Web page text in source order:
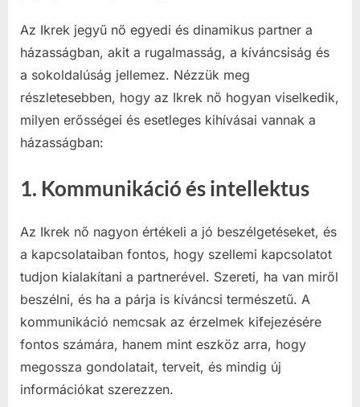
Az Ikrek jegyű nő egyedi és dinamikus partner a
házasságban, akit a rugalmasság, a kíváncsiság és
a sokoldalúság jellemez. Nézzük meg
részletesebben, hogy az Ikrek nő hogyan viselkedik,
milyen erősségei és esetleges kihívásai vannak a
házasságban:
1. Kommunikáció és intellektus
Az Ikrek nő nagyon értékeli a jó beszélgetéseket, és
a kapcsolataiban fontos, hogy szellemi kapcsolatot
tudjon kialakítani a partnerével. Szereti, ha van miről
beszélni, és ha a párja is kíváncsi természetű. A
kommunikáció nemcsak az érzelmek kifejezésére
fontos számára, hanem mint eszköz arra, hogy
megossza gondolatait, terveit, és mindig új
információkat szerezzen.